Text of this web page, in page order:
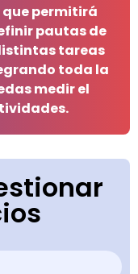
permitirá
pautas de
tareas
toda la
medir el